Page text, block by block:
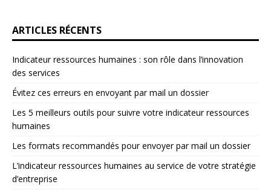
ARTICLES RÉCENTS
Indicateur ressources humaines : son rôle dans l’innovation
des services
Évitez ces erreurs en envoyant par mail un dossier
Les 5 meilleurs outils pour suivre votre indicateur ressources
humaines
Les formats recommandés pour envoyer par mail un dossier
L’indicateur ressources humaines au service de votre stratégie
d’entreprise